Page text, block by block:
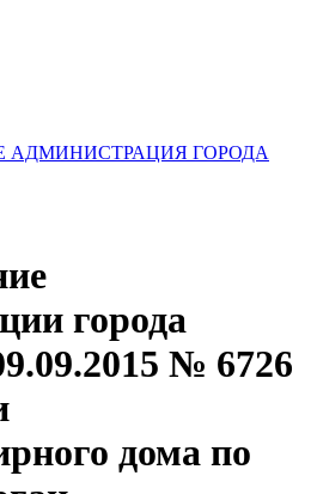
АДМИНИСТРАЦИЯ ГОРОДА
города
№ 6726
дома по